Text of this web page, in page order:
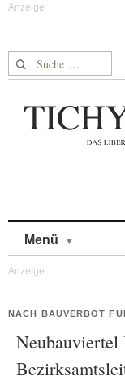
Suche nach:
Menü
NACH BAUVERBOT
Neubauviertel